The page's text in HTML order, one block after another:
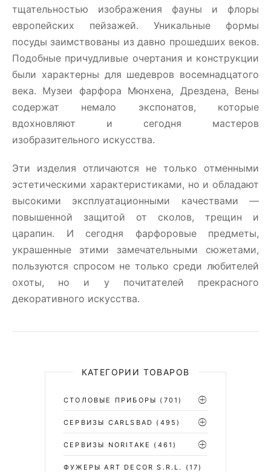
тщательностью изображения фауны и флоры
европейских пейзажей. Уникальные формы
посуды заимствованы из давно прошедших веков.
Подобные причудливые очертания и конструкции
были характерны для шедевров восемнадцатого
века. Музеи фарфора Мюнхена, Дрездена, Вены
содержат немало экспонатов, которые
вдохновляют и сегодня мастеров
изобразительного искусства.
Эти изделия отличаются не только отменными
эстетическими характеристиками, но и обладают
высокими эксплуатационными качествами —
повышенной защитой от сколов, трещин и
царапин. И сегодня фарфоровые предметы,
украшенные этими замечательными сюжетами,
пользуются спросом не только среди любителей
охоты, но и у почитателей прекрасного
декоративного искусства.
КАТЕГОРИИ ТОВАРОВ
СТОЛОВЫЕ ПРИБОРЫ (701)
CЕРВИЗЫ CARLSBAD (495)
СЕРВИЗЫ NORITAKE (461)
ФУЖЕРЫ ART DECOR S.R.L. (17)